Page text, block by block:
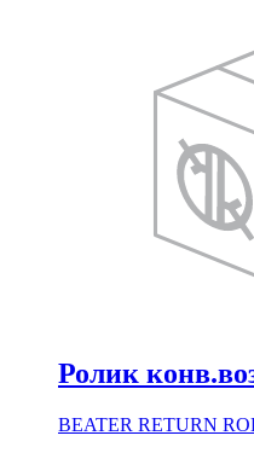
Ролик
BEATER RETURN